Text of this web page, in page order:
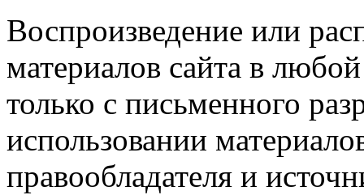
Воспроизведение или
материалов сайта в
только с письменного
использовании
правообладателя и